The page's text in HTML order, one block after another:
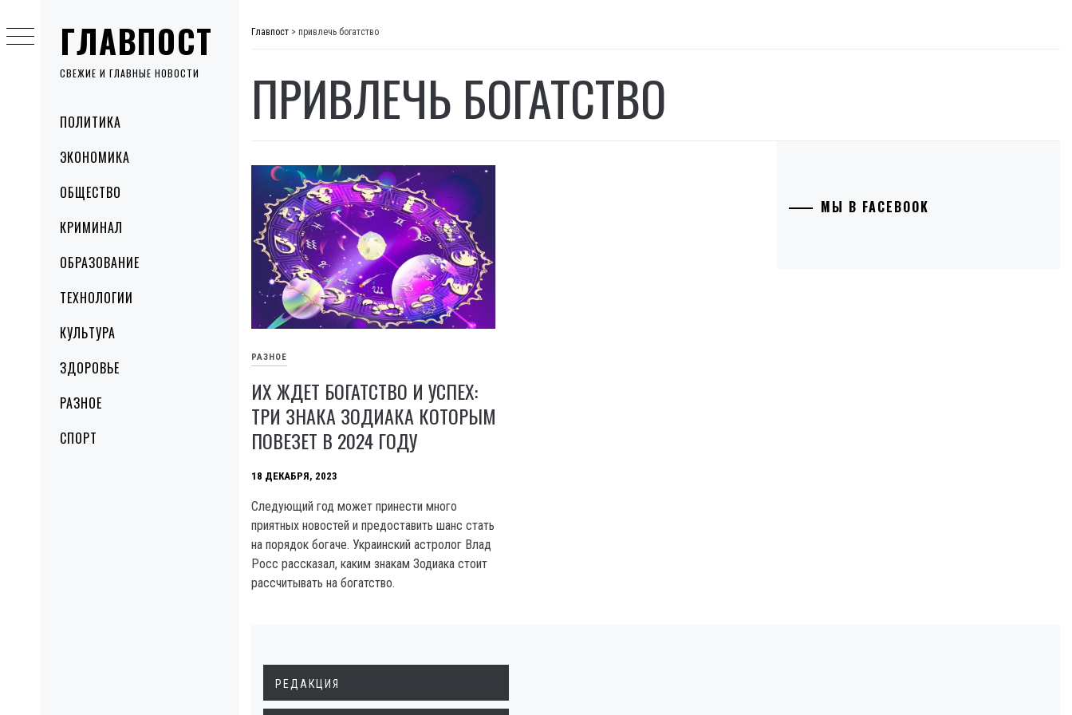
ГЛАВПОСТ
СВЕЖИЕ И ГЛАВНЫЕ НОВОСТИ
MenuПОЛИТИКА
ЭКОНОМИКА
ОБЩЕСТВО
КРИМИНАЛ
ОБРАЗОВАНИЕ
ТЕХНОЛОГИИ
КУЛЬТУРА
ЗДОРОВЬЕ
РАЗНОЕ
СПОРТ
to
content
Главпост > привлечь богатство
ПРИВЛЕЧЬ БОГАТСТВО
РАЗНОЕ
ИХ ЖДЕТ БОГАТСТВО И УСПЕХ:
ТРИ ЗНАКА ЗОДИАКА КОТОРЫМ
ПОВЕЗЕТ В 2024 ГОДУ
18 ДЕКАБРЯ, 2023
Следующий год может принести много
приятных новостей и предоставить шанс стать
на порядок богаче. Украинский астролог Влад
Pocc рассказал, каким знакам Зодиака стоит
рассчитывать на богатство.
МЫ В FACEBOOK
РЕДАКЦИЯ